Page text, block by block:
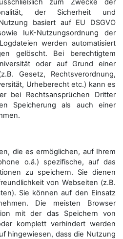
zum Zwecke der
der Sicherheit und
basiert auf EU DSGVO
IuK-Nutzungsordnung der
werden auto­matisiert
gelöscht. Bei berechtigtem
oder auf Grund einer
Gesetz, Rechtsverordnung,
Urheberecht etc.) kann es
bei Rechtsansprüchen Dritter
Speicherung als auch einer
die es ermöglichen, auf Ihrem
o.ä.) spezifische, auf das
zu speichern. Sie dienen
von Webseiten (z.B.
Sie können auf den Einsatz
Die meisten Browser
mit der das Speichern von
komplett verhindert werden
hingewiesen, dass die Nutzung